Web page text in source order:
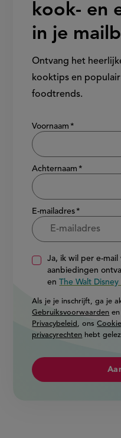
kook- en
in je
Ontvang het
kooktips en
foodtrends.
Show/hide
Voornaam
Achternaam
E-mailadres
Ja, ik wil per e-
aanbiedingen
enThe Walt
Als je je inschrijft, ga je
Gebruiksvoorwaarden
Privacybeleid , ons
privacyrechten hebt